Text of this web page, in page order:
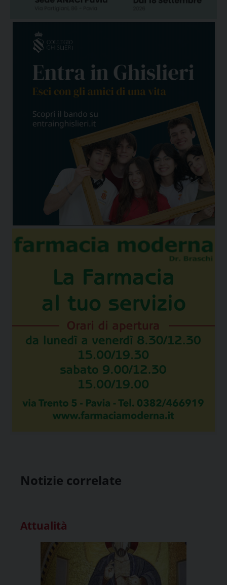
Notizie correlate
Attualità